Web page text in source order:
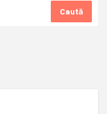
Caută